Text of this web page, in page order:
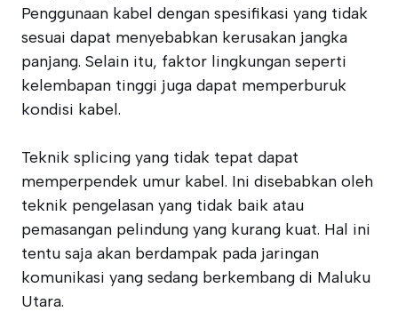
Penggunaan kabel dengan spesifikasi yang tidak
sesuai dapat menyebabkan kerusakan jangka
panjang. Selain itu, faktor lingkungan seperti
kelembapan tinggi juga dapat memperburuk
kondisi kabel.
Teknik splicing yang tidak tepat dapat
memperpendek umur kabel. Ini disebabkan oleh
teknik pengelasan yang tidak baik atau
pemasangan pelindung yang kurang kuat. Hal ini
tentu saja akan berdampak pada jaringan
komunikasi yang sedang berkembang di Maluku
Utara.